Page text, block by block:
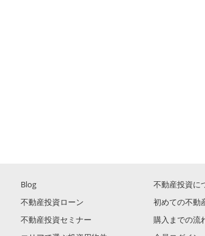
Blog 不動産投資に
不動産投資ローン 初めての不動
不動産投資セミナー 購入までの流